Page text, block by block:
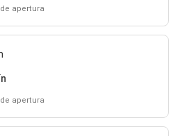
apertura
apertura